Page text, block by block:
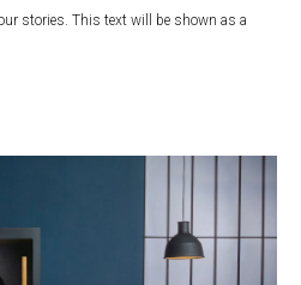
stories. This text will be shown as a